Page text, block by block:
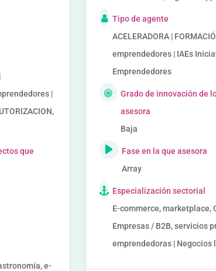
|
que
e-
Tipo de agente
ACELERADORA |
emprendedores | IAEs
Emprendedores
Grado de innovación de
asesora
Baja
Fase en la que asesora
Array
Especialización sectorial
E-commerce, marketplace,
Empresas / B2B, servicios
emprendedoras | Negocios